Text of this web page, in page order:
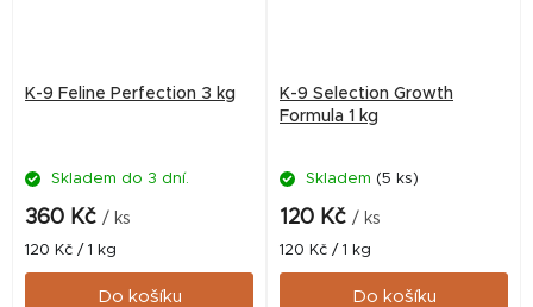
K-9 Feline Perfection 3 kg
Skladem do 3 dní.
360 Kč / ks
Měrná
cena:
120 Kč / 1 kg
Do košíku
K-9 Selection Growth
Formula 1 kg
Průměrné
hodnocení
produktu
je
5,0
Skladem (5 ks)
120 Kč / ks
Měrná
cena:
120 Kč / 1 kg
Do košíku